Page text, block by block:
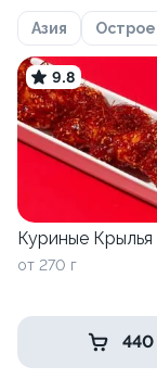
Азия Острое
9.8
Куриные Крылья
от 270 г
440